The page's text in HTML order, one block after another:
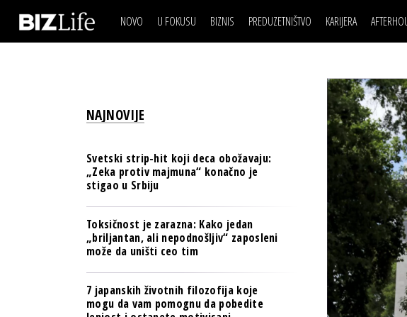
NOVO U FOKUSU BIZNIS
BREND I KOMUNIKACIJE
BANKE
TECH I AI
BIZNIS & SPORT
PULS REGIONA
NOVO NA RAFU
PREDUZETNIŠTVO KARIJERA
LJUDI (HR)
MOJ UGAO
USAVRŠAVANJE
KNOW-HOW
STIL
IZJAVA DANABIZNIS SCENA
BREND I KOMUNIKACIJE
OSIGURANJE
TECH I AI
PULS REGIONA
POSAO
MOJ UGAO
USAVRŠAVANJE
KNOW-HOW
STIL
NAJNOVIJE
Svetski strip-hit koji deca obožavaju:
„Zeka protiv majmuna“ konačno je
stigao u Srbiju
Toksičnost je zarazna: Kako jedan
„briljantan, ali nepodnošljiv“ zaposleni
može da uništi ceo tim
7 japanskih životnih filozofija koje
mogu da vam pomognu da pobedite